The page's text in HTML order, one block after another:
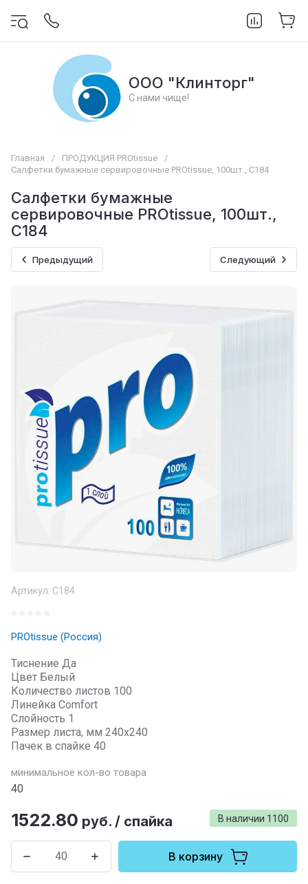
ООО "Клинторг"
С нами чище!
Главная / ПРОДУКЦИЯ PROtissue
/
Салфетки бумажные сервировочные PROtissue, 100шт., С184
Салфетки бумажные
сервировочные PROtissue, 100шт.,
С184
Предыдущий Следующий
Артикул: С184
PROtissue (Россия)
Тиснение Да
Цвет Белый
Количество листов 100
Линейка Comfort
Слойность 1
Размер листа, мм 240x240
Пачек в спайке 40
минимальное кол-во товара
40
В наличии 1100
1522.80 руб. / спайка
В корзину